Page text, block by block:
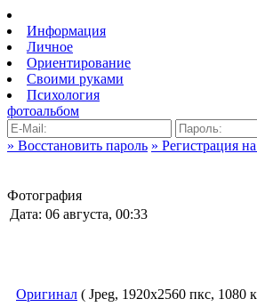
Информация
Личное
Ориентирование
Своими руками
Психология
фотоальбом
» Восстановить пароль » Регистрация
Фотография
Дата: 06 августа, 00:33
Оригинал ( Jpeg, 1920x2560 пкс, 1080